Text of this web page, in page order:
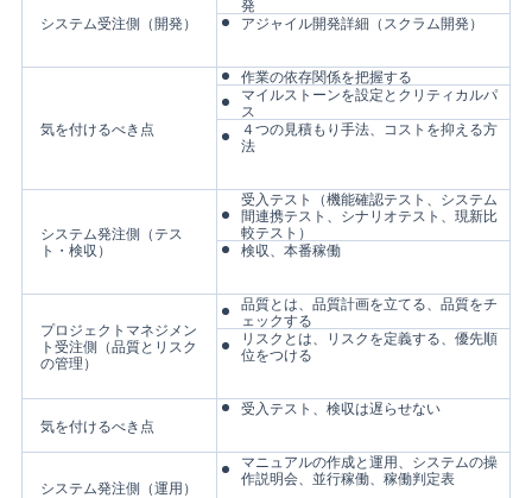
システム受注側（開発）
発
アジャイル開発詳細（スクラム開発）
気を付けるべき点
作業の依存関係を把握する
マイルストーンを設定とクリティカルパ
ス
４つの見積もり手法、コストを抑える方
法
システム発注側（テス
ト・検収）
受入テスト（機能確認テスト、システム
間連携テスト、シナリオテスト、現新比
較テスト）
検収、本番稼働
プロジェクトマネジメン
ト受注側（品質とリスク
の管理）
品質とは、品質計画を立てる、品質をチ
ェックする
リスクとは、リスクを定義する、優先順
位をつける
気を付けるべき点
受入テスト、検収は遅らせない
システム発注側（運用）
マニュアルの作成と運用、システムの操
作説明会、並行稼働、稼働判定表